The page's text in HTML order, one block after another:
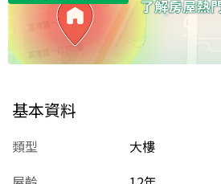
基本資料
類型
大樓